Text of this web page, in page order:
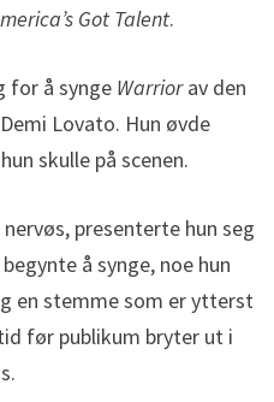
Got Talent.
for å synge Warriorav den
Lovato. Hun øvde
skulle på scenen.
presenterte hun seg
å synge, noe hun
en stemme som er ytterst
før publikum bryter ut i